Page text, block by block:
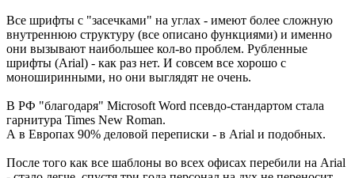
Все шрифты с "засечками" на углах - имеют более сложную
внутреннюю структуру (все описано функциями) и именно
они вызывают наибольшее кол-во проблем. Рубленные
шрифты (Arial) - как раз нет. И совсем все хорошо с
моноширинными, но они выглядят не очень.
В РФ "благодаря" Microsoft Word псевдо-стандартом стала
гарнитура Times New Roman.
А в Европах 90% деловой переписки - в Arial и подобных.
После того как все шаблоны во всех офисах перебили на Arial